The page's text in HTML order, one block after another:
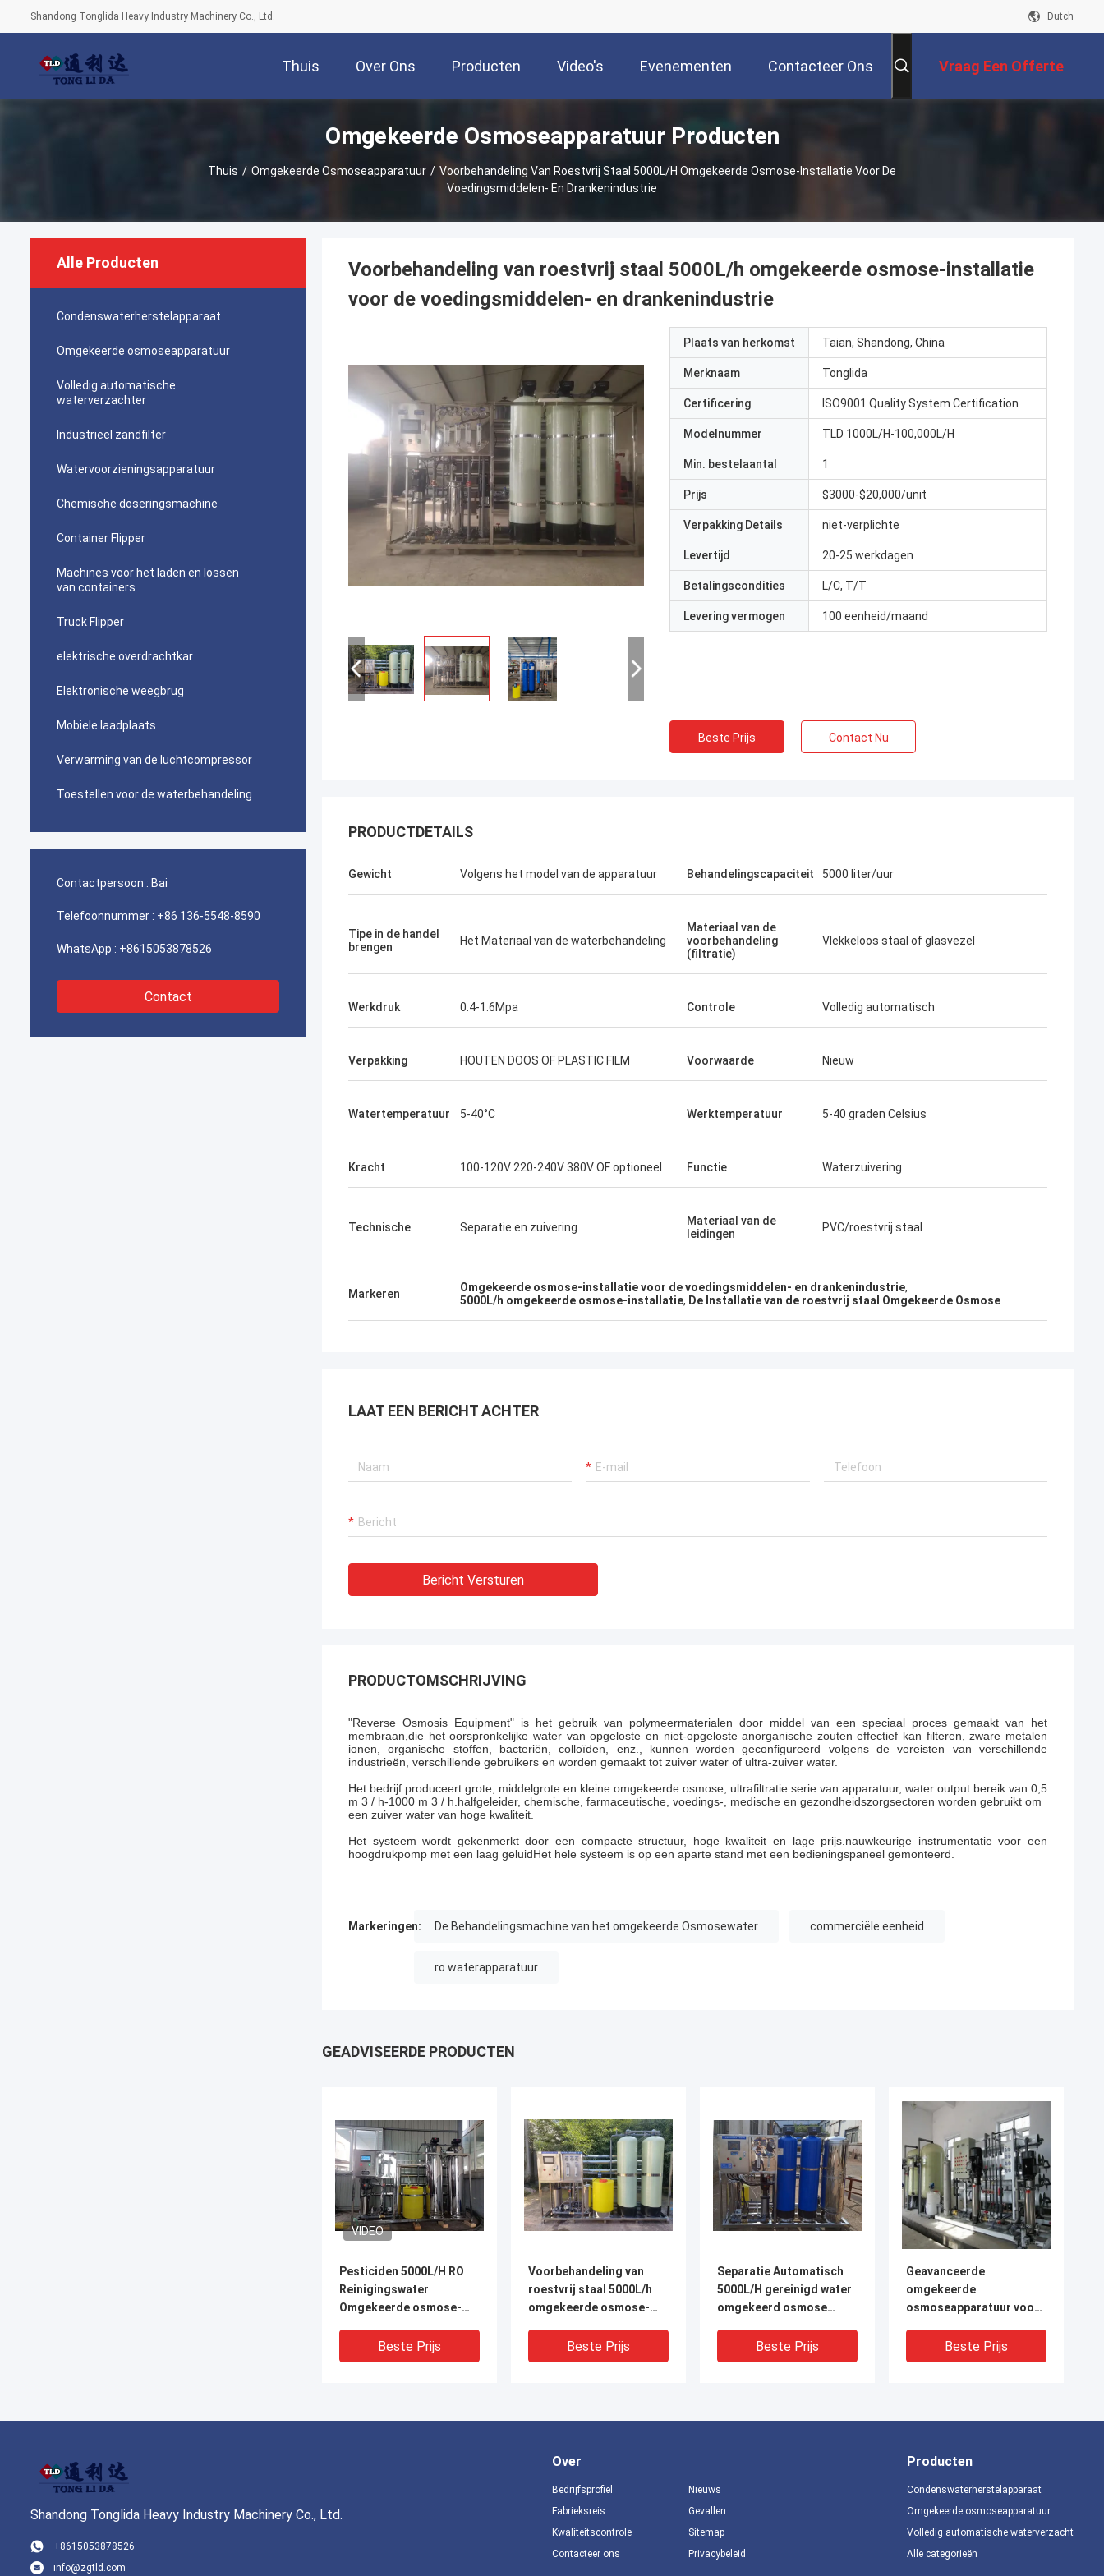
Shandong Tonglida Heavy Industry Machinery Co., Ltd. Dutch
Thuis Over Ons Producten Video's Evenementen Contacteer Ons Vraag Een Offerte
Omgekeerde Osmoseapparatuur Producten
Thuis / Omgekeerde Osmoseapparatuur / Voorbehandeling Van Roestvrij Staal 5000L/h Omgekeerde Osmose-Installatie Voor De
Voedingsmiddelen- En Drankenindustrie
Alle Producten
Condenswaterherstelapparaat
Omgekeerde osmoseapparatuur
Volledig automatische
waterverzachter
Industrieel zandfilter
Watervoorzieningsapparatuur
Chemische doseringsmachine
Container Flipper
Machines voor het laden en lossen
van containers
Truck Flipper
elektrische overdrachtkar
Elektronische weegbrug
Mobiele laadplaats
Verwarming van de luchtcompressor
Toestellen voor de waterbehandeling
Contactpersoon : Bai
Telefoonnummer : +86 136-5548-8590
WhatsApp : +8615053878526
Contact
Voorbehandeling van roestvrij staal 5000L/h omgekeerde osmose-installatie
voor de voedingsmiddelen- en drankenindustrie
Plaats van herkomst Taian, Shandong, China
Merknaam Tonglida
Certificering ISO9001 Quality System Certification
Modelnummer TLD 1000L/H-100,000L/H
Min. bestelaantal 1
Prijs $3000-$20,000/unit
Verpakking Details niet-verplichte
Levertijd 20-25 werkdagen
Betalingscondities L/C, T/T
Levering vermogen 100 eenheid/maand
Beste Prijs Contact Nu
PRODUCTDETAILS
Gewicht Volgens het model van de apparatuur Behandelingscapaciteit 5000 liter/uur
Tipe in de handel
brengen
Het Materiaal van de waterbehandeling
Materiaal van de
voorbehandeling
(filtratie)
Vlekkeloos staal of glasvezel
Werkdruk 0.4-1.6Mpa Controle Volledig automatisch
Verpakking HOUTEN DOOS OF PLASTIC FILM Voorwaarde Nieuw
Watertemperatuur 5-40°C Werktemperatuur 5-40 graden Celsius
Kracht 100-120V 220-240V 380V OF optioneel Functie Waterzuivering
Technische Separatie en zuivering
Materiaal van de
leidingen
PVC/roestvrij staal
Markeren Omgekeerde osmose-installatie voor de voedingsmiddelen- en drankenindustrie,
5000L/h omgekeerde osmose-installatie, De Installatie van de roestvrij staal Omgekeerde Osmose
LAAT EEN BERICHT ACHTER
Bericht Versturen
PRODUCTOMSCHRIJVING
"Reverse Osmosis Equipment" is het gebruik van polymeermaterialen door middel van een speciaal proces gemaakt van het
membraan,die het oorspronkelijke water van opgeloste en niet-opgeloste anorganische zouten effectief kan filteren, zware metalen
ionen, organische stoffen, bacteriën, colloïden, enz., kunnen worden geconfigureerd volgens de vereisten van verschillende
industrieën, verschillende gebruikers en worden gemaakt tot zuiver water of ultra-zuiver water.
Het bedrijf produceert grote, middelgrote en kleine omgekeerde osmose, ultrafiltratie serie van apparatuur, water output bereik van 0,5
m 3 / h-1000 m 3 / h.halfgeleider, chemische, farmaceutische, voedings-, medische en gezondheidszorgsectoren worden gebruikt om
een zuiver water van hoge kwaliteit.
Het systeem wordt gekenmerkt door een compacte structuur, hoge kwaliteit en lage prijs.nauwkeurige instrumentatie voor een
hoogdrukpomp met een laag geluidHet hele systeem is op een aparte stand met een bedieningspaneel gemonteerd.
Markeringen: De Behandelingsmachine van het omgekeerde Osmosewater commerciële eenheid
ro waterapparatuur
GEADVISEERDE PRODUCTEN
VIDEO
Pesticiden 5000L/H RO
Reinigingswater
Omgekeerde osmose-
automatisering
Beste Prijs
Voorbehandeling van
roestvrij staal 5000L/h
omgekeerde osmose-
voedingsmiddelen- en
drankenindustrie
Beste Prijs
Separatie Automatisch
5000L/H gereinigd water
omgekeerd osmose
Beste Prijs
Geavanceerde
omgekeerde
osmoseapparatuur voor
gezuiverd water door
Tonglida
Beste Prijs
VIDEO VIDEO
Shandong Tonglida Heavy Industry Machinery Co., Ltd.
+8615053878526
info@zgtld.com
Over
Bedrijfsprofiel
Fabrieksreis
Kwaliteitscontrole
Contacteer ons
Nieuws
Gevallen
Sitemap
Privacybeleid
Producten
Condenswaterherstelapparaat
Omgekeerde osmoseapparatuur
Volledig automatische waterverzachter
Alle categorieën